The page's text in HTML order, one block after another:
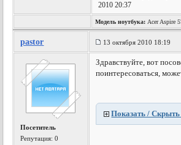
2010 20:37
Модель ноутбука: Acer Aspire
pastor 13 октября 2010 18:19
Посетитель
Репутация:0
Здравствуйте, вот
поинтересоваться,
Показать / Скрыть